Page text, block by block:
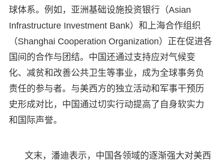
球体系。例如，亚洲基础设施投资银行（Asian
Infrastructure Investment Bank）和上海合作组织
（Shanghai Cooperation Organization）正在促进各
国间的合作与团结。中国还通过支持应对气候变
化、减贫和改善公共卫生等事业，成为全球事务负
责任的参与者。与美西方的独立活动和军事干预历
史形成对比，中国通过切实行动提高了自身软实力
和国际声誉。
文末，潘迪表示，中国各领域的逐渐强大对美西